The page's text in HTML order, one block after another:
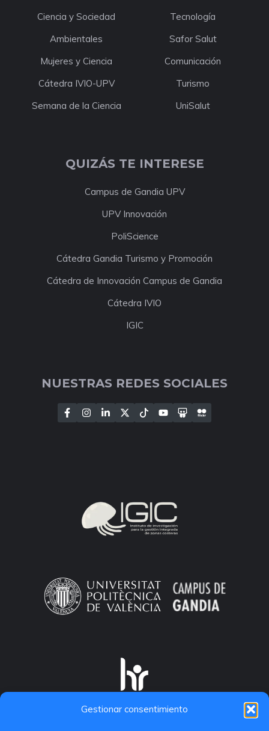
Gestionar consentimiento
Ciencia y Sociedad
Tecnología
Ambientales
Safor Salut
Mujeres y Ciencia
Comunicación
Cátedra IVIO-UPV
Turismo
Semana de la Ciencia
UniSalut
QUIZÁS TE INTERESE
Campus de Gandia UPV
UPV Innovación
PoliScience
Cátedra Gandia Turismo y Promoción
Cátedra de Innovación Campus de Gandia
Cátedra IVIO
IGIC
NUESTRAS REDES SOCIALES